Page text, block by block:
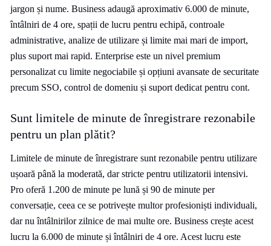
jargon și nume. Business adaugă aproximativ 6.000 de minute,
întâlniri de 4 ore, spații de lucru pentru echipă, controale
administrative, analize de utilizare și limite mai mari de import,
plus suport mai rapid. Enterprise este un nivel premium
personalizat cu limite negociabile și opțiuni avansate de securitate
precum SSO, control de domeniu și suport dedicat pentru cont.
Sunt limitele de minute de înregistrare rezonabile
pentru un plan plătit?
Limitele de minute de înregistrare sunt rezonabile pentru utilizare
ușoară până la moderată, dar stricte pentru utilizatorii intensivi.
Pro oferă 1.200 de minute pe lună și 90 de minute per
conversație, ceea ce se potrivește multor profesioniști individuali,
dar nu întâlnirilor zilnice de mai multe ore. Business crește acest
lucru la 6.000 de minute și întâlniri de 4 ore. Acest lucru este